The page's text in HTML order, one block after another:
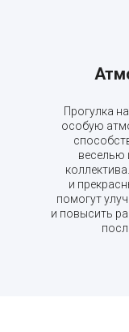
Прогулка
особую
веселью
и
помогут
и повысить